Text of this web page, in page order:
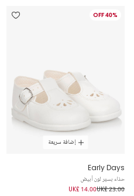
40% OFF
إضافة سريعة
Early Days
حذاء بسيّر لون أبيض
UK£ 23.00
UK£ 14.00